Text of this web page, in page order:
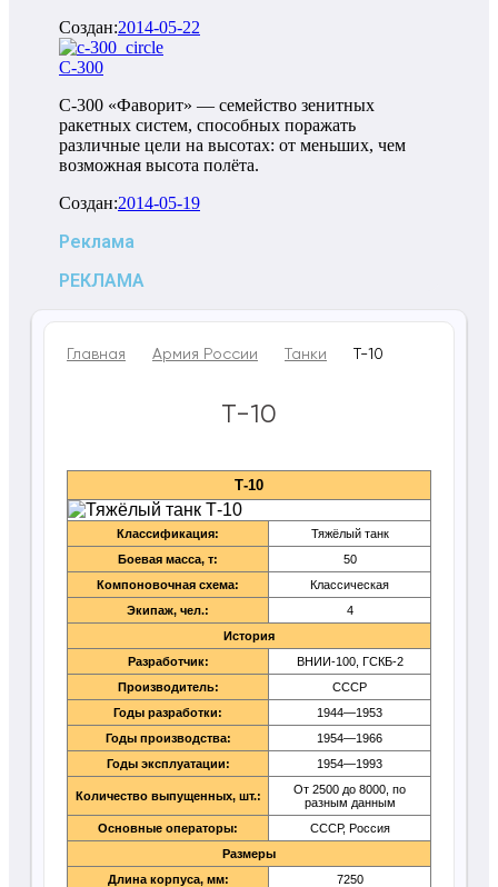
Создан:2014-05-22
С-300
С-300 «Фаворит» — семейство зенитных
ракетных систем, способных поражать
различные цели на высотах: от меньших, чем
возможная высота полёта.
Создан:2014-05-19
Реклама
РЕКЛАМА
Главная Армия России Танки Т-10
Т-10
Т-10
Классификация:
Тяжёлый танк
Боевая масса, т:
50
Компоновочная схема:
Классическая
Экипаж, чел.:
4
История
Разработчик:
ВНИИ-100, ГСКБ-2
Производитель:
СССР
Годы разработки:
1944—1953
Годы производства:
1954—1966
Годы эксплуатации:
1954—1993
Количество выпущенных, шт.:
От 2500 до 8000, по
разным данным
Основные операторы:
СССР, Россия
Размеры
Длина корпуса, мм:
7250